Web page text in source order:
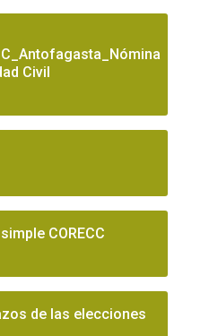
Civil
CORECC
de las elecciones